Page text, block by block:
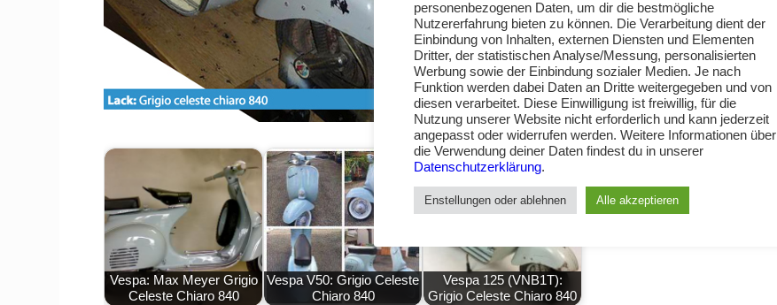
Vespa: Max Meyer Grigio
Celeste Chiaro 840
Vespa V50: Grigio Celeste
Chiaro 840
Vespa 125 (VNB1T):
Grigio Celeste Chiaro 840
personenbezogenen Daten, um dir die bestmögliche
Nutzererfahrung bieten zu können. Die Verarbeitung dient der
Einbindung von Inhalten, externen Diensten und Elementen
Dritter, der statistischen Analyse/Messung, personalisierten
Werbung sowie der Einbindung sozialer Medien. Je nach
Funktion werden dabei Daten an Dritte weitergegeben und von
diesen verarbeitet. Diese Einwilligung ist freiwillig, für die
Nutzung unserer Website nicht erforderlich und kann jederzeit
angepasst oder widerrufen werden. Weitere Informationen über
die Verwendung deiner Daten findest du in unserer
Datenschutzerklärung.
Enstellungen oder ablehnen Alle akzeptieren